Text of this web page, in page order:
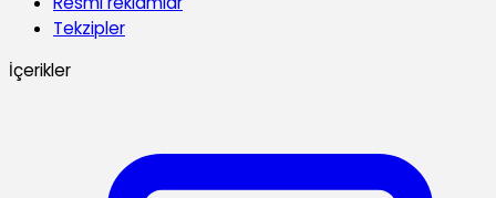
Tekzipler
İçerikler